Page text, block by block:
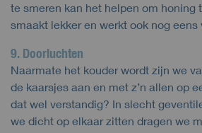
te smeren kan het helpen om honing
smaakt lekker en werkt ook nog eens
9. Doorluchten
Naarmate het kouder wordt zijn we
de kaarsjes aan en met z’n allen op
dat wel verstandig? In slecht
we dicht op elkaar zitten dragen we